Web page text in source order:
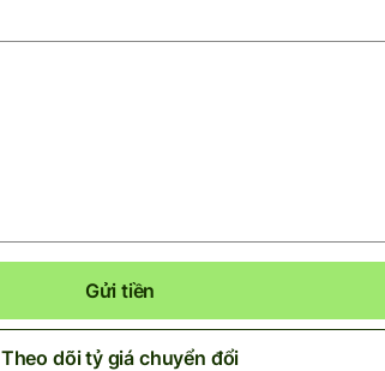
Gửi tiền
Theo dõi tỷ giá chuyển đổi